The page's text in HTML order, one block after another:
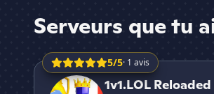
Serveurs que tu
5/5· 1 avis
1v1.LOL Reloaded Community FR
1v1.LOL